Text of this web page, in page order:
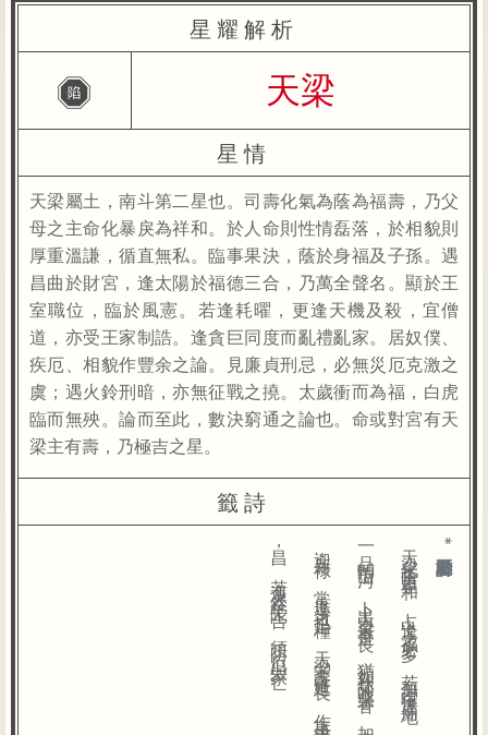
星耀解析
天梁
星情
天梁屬土，南斗第二星也。司壽化氣為蔭為福壽，乃父
母之主命化暴戾為祥和。於人命則性情磊落，於相貌則
厚重溫謙，循直無私。臨事果決，蔭於身福及子孫。遇
昌曲於財宮，逢太陽於福德三合，乃萬全聲名。顯於王
室職位，臨於風憲。若逢耗曜，更逢天機及殺，宜僧
道，亦受王家制誥。逢貪巨同度而亂禮亂家。居奴僕、
疾厄、相貌作豐余之論。見廉貞刑忌，必無災厄克激之
虞；遇火鈴刑暗，亦無征戰之撓。太歲衝而為福，白虎
臨而無殃。論而至此，數決窮通之論也。命或對宮有天
梁主有壽，乃極吉之星。
籤詩
*向右滑動看更多籤詩
天
梁
化
蔭
吉
星
和
，
占
卜
逢
之
福
必
多
，
若
加
吉
曜
逢
廟
地
，
貴
極
一
品
輔
山
河
。
卜
出
天
梁
最
是
良
，
猶
如
秋
菊
吐
馨
香
，
加
官
進
職
迎
新
祿
，
常
庶
逢
之
也
足
糧
。
天
梁
守
占
壽
延
長
，
作
事
求
謀
更
吉
昌
，
若
遇
火
鈴
羊
陀
合
，
須
防
一
厄
與
家
亡
。